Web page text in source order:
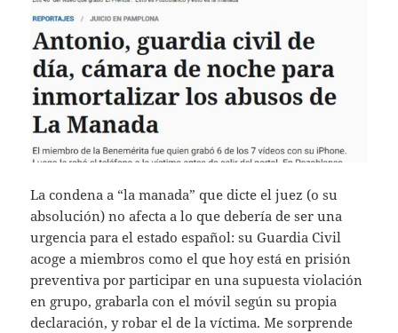
La condena a “la manada” que dicte el juez (o su
absolución) no afecta a lo que debería de ser una
urgencia para el estado español: su Guardia Civil
acoge a miembros como el que hoy está en prisión
preventiva por participar en una supuesta violación
en grupo, grabarla con el móvil según su propia
declaración, y robar el de la víctima. Me sorprende